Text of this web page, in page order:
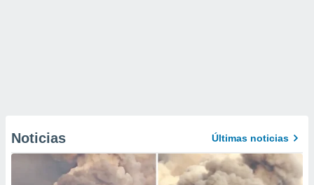
Noticias Últimas noticias